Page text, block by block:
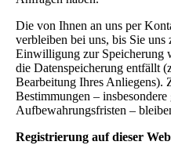
Die von Ihnen an uns per
verbleiben bei uns, bis Sie
Einwilligung zur Speicherung
die Datenspeicherung entfällt
Bearbeitung Ihres Anliegens).
Bestimmungen – insbesondere
Aufbewahrungsfristen –
Registrierung auf dieser